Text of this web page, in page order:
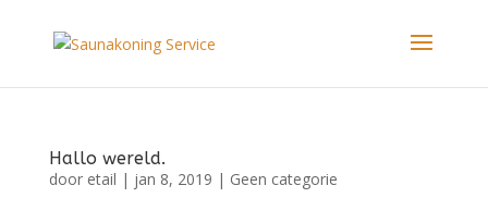
Hallo wereld.
door etail | jan 8, 2019 | Geen categorie